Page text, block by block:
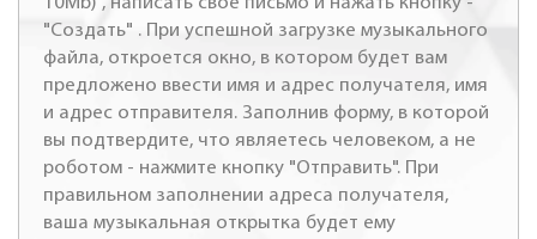
"Создать" . При успешной загрузке музыкального
файла, откроется окно, в котором будет вам
предложено ввести имя и адрес получателя, имя
и адрес отправителя. Заполнив форму, в которой
вы подтвердите, что являетесь человеком, а не
роботом - нажмите кнопку "Отправить". При
правильном заполнении адреса получателя,
ваша музыкальная открытка будет ему